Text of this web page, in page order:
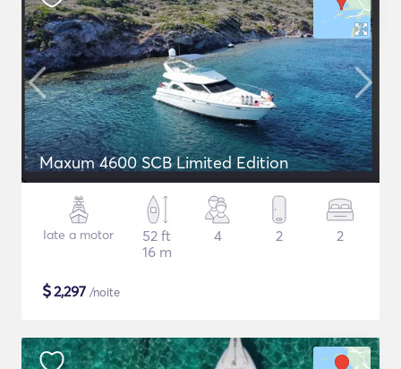
Maxum 4600 SCB Limited Edition
Iate a motor
52 ft
16 m
4 2 2
$2,297 /noite